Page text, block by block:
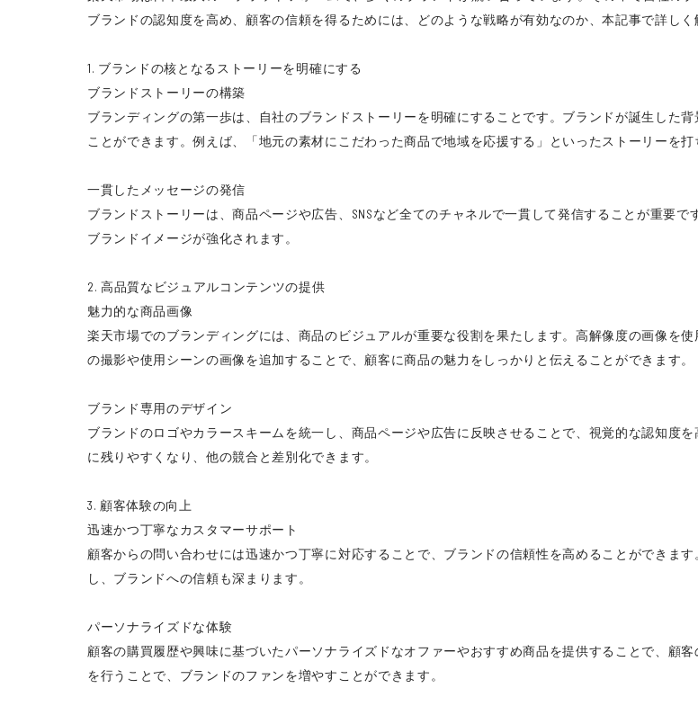
ブランドの認知度を高め、顧客の信頼を得るためには、どのような戦略が有効なのか、本記事で詳しく
1. ブランドの核となるストーリーを明確にする
ブランドストーリーの構築
ブランディングの第一歩は、自社のブランドストーリーを明確にすることです。ブランドが誕生した
ことができます。例えば、「地元の素材にこだわった商品で地域を応援する」といったストーリーを
一貫したメッセージの発信
ブランドストーリーは、商品ページや広告、SNSなど全てのチャネルで一貫して発信することが重要
ブランドイメージが強化されます。
2. 高品質なビジュアルコンテンツの提供
魅力的な商品画像
楽天市場でのブランディングには、商品のビジュアルが重要な役割を果たします。高解像度の画像を
の撮影や使用シーンの画像を追加することで、顧客に商品の魅力をしっかりと伝えることができます。
ブランド専用のデザイン
ブランドのロゴやカラースキームを統一し、商品ページや広告に反映させることで、視覚的な認知度
に残りやすくなり、他の競合と差別化できます。
3. 顧客体験の向上
迅速かつ丁寧なカスタマーサポート
顧客からの問い合わせには迅速かつ丁寧に対応することで、ブランドの信頼性を高めることができま
し、ブランドへの信頼も深まります。
パーソナライズドな体験
顧客の購買履歴や興味に基づいたパーソナライズドなオファーやおすすめ商品を提供することで、顧
を行うことで、ブランドのファンを増やすことができます。